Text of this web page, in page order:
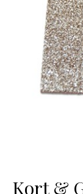
Kort &